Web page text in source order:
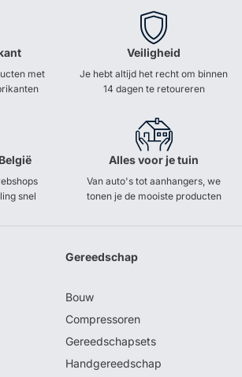
met
Veiligheid
Je hebt altijd het recht om binnen
14 dagen te retoureren
snel
Alles voor je tuin
Van auto's tot aanhangers, we
tonen je de mooiste producten
Gereedschap
Bouw
Compressoren
Gereedschapsets
Handgereedschap